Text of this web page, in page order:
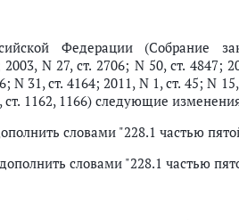
Федерации (Собрание
N 27, ст. 2706; N 50, ст. 4847;
N 31, ст. 4164; 2011, N 1, ст. 45; N
ст. 1162, 1166) следующие
словами "228.1 частью
словами "228.1 частью